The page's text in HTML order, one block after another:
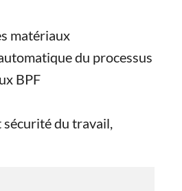
matériaux
du processus
BPF
sécurité du travail,